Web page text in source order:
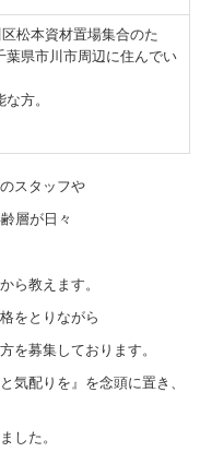
松本資材置場集合のた
葉県市川市周辺に住んでい
方。
スタッフや
層が日々
ら教えます。
をとりながら
を募集しております。
気配りを』を念頭に置き、
した。